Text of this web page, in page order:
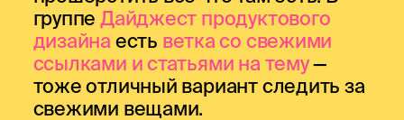
группе Дайджест продуктового
дизайна есть ветка со свежими
ссылками и статьями на тему—
тоже отличный вариант следить за
свежими вещами.